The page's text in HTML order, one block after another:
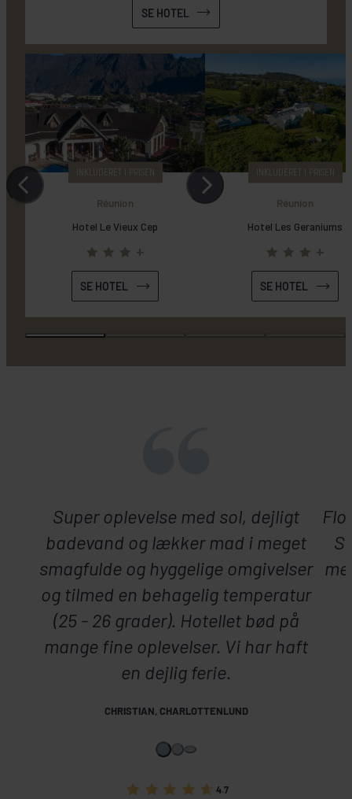
SE HOTEL
INKLUDERET I PRISEN
SE HOTEL
INKLUDERET I PRISEN
SE HOTEL
Super oplevelse med sol, dejligt
badevand og lækker mad i meget
smagfulde og hyggelige omgivelser
og tilmed en behagelig temperatur
(25 - 26 grader). Hotellet bød på
mange fine oplevelser. Vi har haft
en dejlig ferie.
CHRISTIAN, CHARLOTTENLUND
4.7